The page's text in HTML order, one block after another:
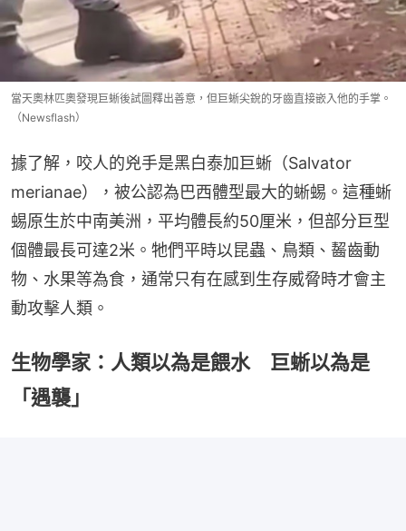
當天奧林匹奧發現巨蜥後試圖釋出善意，但巨蜥尖銳的牙齒直接嵌入他的手掌。
（Newsflash）
據了解，咬人的兇手是黑白泰加巨蜥（Salvator
merianae），被公認為巴西體型最大的蜥蜴。這種蜥
蜴原生於中南美洲，平均體長約50厘米，但部分巨型
個體最長可達2米。牠們平時以昆蟲、鳥類、齧齒動
物、水果等為食，通常只有在感到生存威脅時才會主
動攻擊人類。
生物學家：人類以為是餵水 巨蜥以為是
「遇襲」